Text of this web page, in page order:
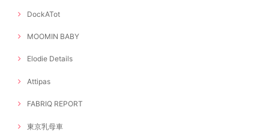
DockATot
MOOMIN BABY
Elodie Details
Attipas
FABRIQ REPORT
東京乳母車